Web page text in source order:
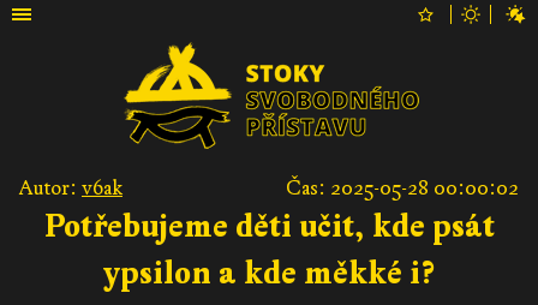
Autor: v6ak Čas: 2025-05-28 00:00:02
Potřebujeme děti učit, kde psát
ypsilon a kde měkké i?